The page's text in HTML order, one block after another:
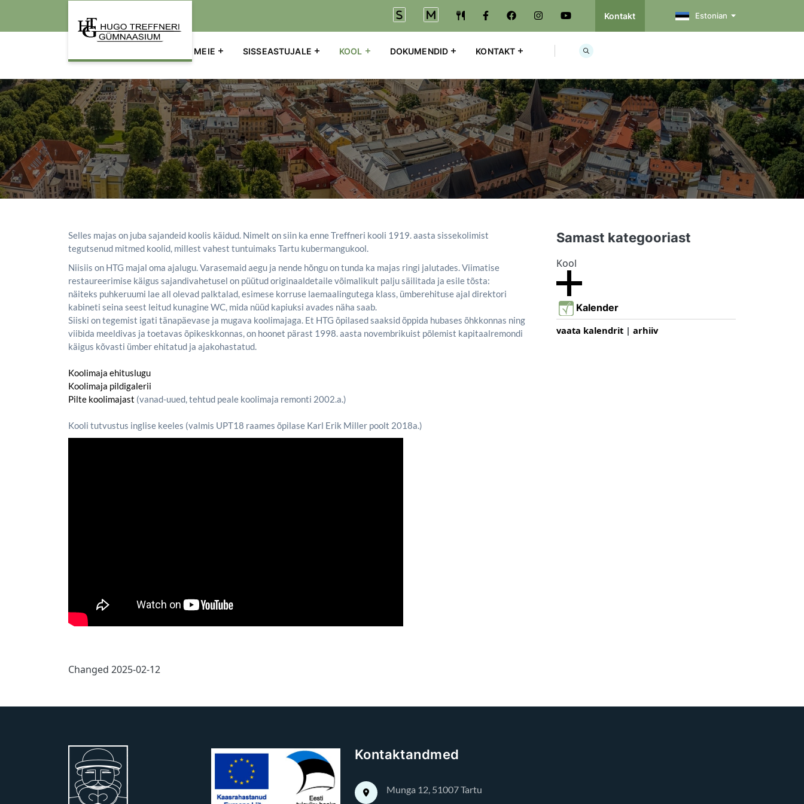
Liigu edasi põhisisu juurde
Kontakt Estonian
Põhinavigatsioon
MEIE SISSEASTUJALE KOOL DOKUMENDID KONTAKT
Selles majas on juba sajandeid koolis käidud. Nimelt on siin ka enne Treffneri kooli 1919. aasta sissekolimist
tegutsenud mitmed koolid, millest vahest tuntuimaks Tartu kubermangukool.
Niisiis on HTG majal oma ajalugu. Varasemaid aegu ja nende hõngu on tunda ka majas ringi jalutades. Viimatise
restaureerimise käigus sajandivahetusel on püütud originaaldetaile võimalikult palju säilitada ja esile tõsta:
näiteks puhkeruumi lae all olevad palktalad, esimese korruse laemaalingutega klass, ümberehituse ajal direktori
kabineti seina seest leitud kunagine WC, mida nüüd kapiuksi avades näha saab.
Siiski on tegemist igati tänapäevase ja mugava koolimajaga. Et HTG õpilased saaksid õppida hubases õhkkonnas ning
viibida meeldivas ja toetavas õpikeskkonnas, on hoonet pärast 1998. aasta novembrikuist põlemist kapitaalremondi
käigus kõvasti ümber ehitatud ja ajakohastatud.
Koolimaja ehituslugu
Koolimaja pildigalerii
Pilte koolimajast (vanad-uued, tehtud peale koolimaja remonti 2002.a.)
Kooli tutvustus inglise keeles (valmis UPT18 raames õpilase Karl Erik Miller poolt 2018a.)
Changed 2025-02-12
Samast kategooriast
Kool
Kalender
vaata kalendrit |arhiiv
Kontaktandmed
Munga 12, 51007 Tartu